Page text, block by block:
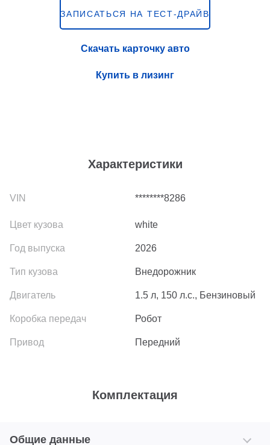
Характеристики
********8286
white
2026
Внедорожник
1.5 л, 150 л.с., Бензиновый
Робот
Передний
ЗАПИСАТЬСЯ НА ТЕСТ-ДРАЙВ
Скачать карточку авто
Купить в лизинг
Комплектация
Общие данные